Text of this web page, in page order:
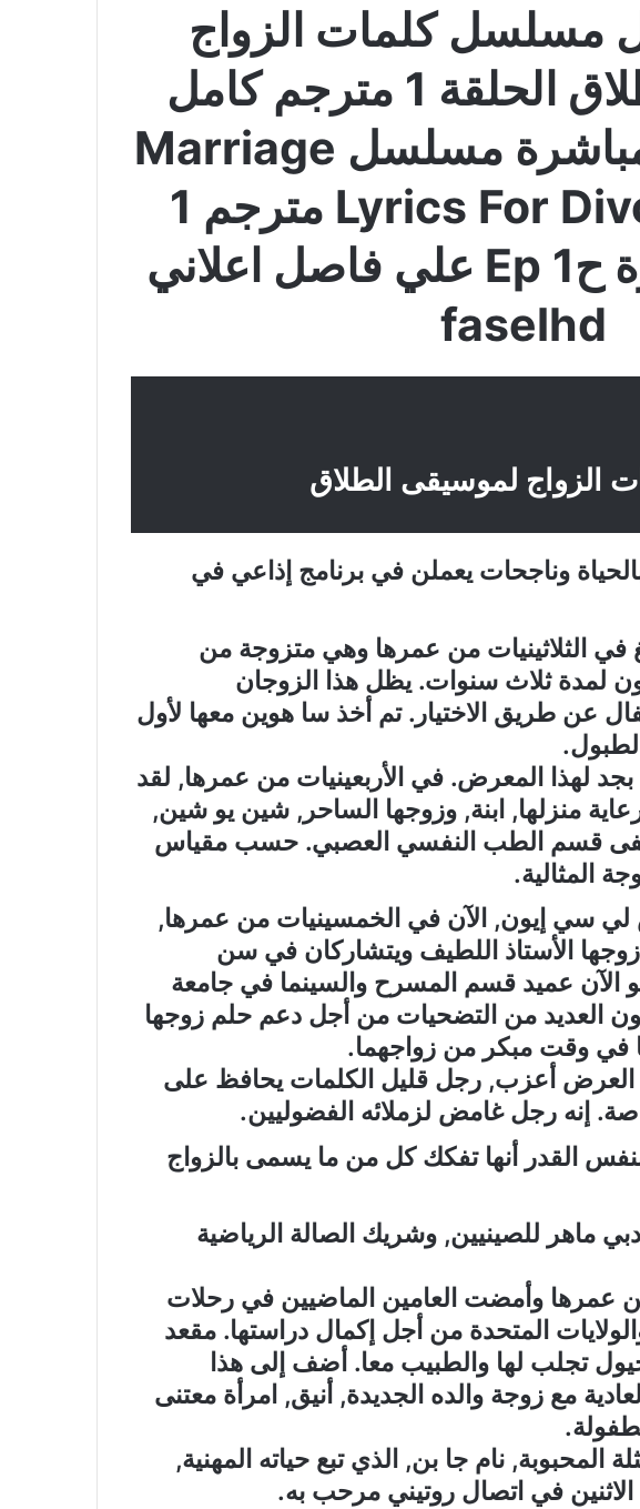
مسلسل كلمات الزواج
لموسيقى الطلاق الحلقة 1 مترجم كامل
الموسم الاول مباشرة مسلسل Marriage
Lyrics For Divorce Music مترجم 1
وتحميل مباشرة ح1 Ep علي فاصل اعلاني
faselhd
لموسيقى الطلاق
وناجحات يعملن في برنامج إذاعي في
في الثلاثينيات من عمرها وهي متزوجة من
لمدة ثلاث سنوات. يظل هذا الزوجان
عن طريق الاختيار. تم أخذ سا هوين معها لأول
لهذا المعرض. في الأربعينيات من عمرها, لقد
منزلها, ابنة, وزوجها الساحر, شين يو شين,
قسم الطب النفسي العصبي. حسب مقياس
المثالية.
لي سي إيون, الآن في الخمسينيات من عمرها,
الأستاذ اللطيف ويتشاركان في سن
الآن عميد قسم المسرح والسينما في جامعة
من التضحيات من أجل دعم حلم زوجها
في وقت مبكر من زواجهما.
أعزب, رجل قليل الكلمات يحافظ على
إنه رجل غامض لزملائه الفضوليين.
القدر أنها تفكك كل من ما يسمى بالزواج
ماهر للصينيين, وشريك الصالة الرياضية
عمرها وأمضت العامين الماضيين في رحلات
المتحدة من أجل إكمال دراستها. مقعد
تجلب لها والطبيب معا. أضف إلى هذا
مع زوجة والده الجديدة, أنيق, امرأة معتنى
المحبوبة, نام جا بن, الذي تبع حياته المهنية,
في اتصال روتيني مرحب به.